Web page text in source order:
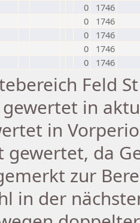
0
1746
0
1746
0
1746
0
1746
0 1746
Feld
in
in
gewertet, da
zur
in der